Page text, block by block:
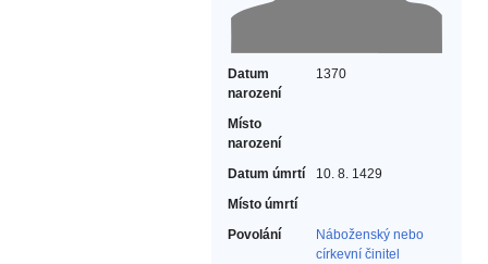
Datum
narození
1370
Místo
narození
Datum úmrtí
10. 8. 1429
Místo úmrtí
Povolání
Náboženský nebo
církevní činitel‎